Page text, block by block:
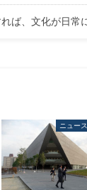
ば、文化が日常
ニュー